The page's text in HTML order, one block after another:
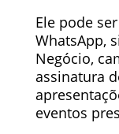
Ele pode
WhatsApp,
Negócio,
assinatura
eventos